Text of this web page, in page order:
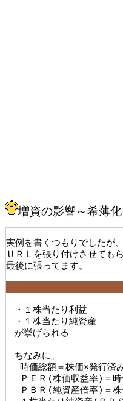
増資の影響～希薄
実例を書くつもりでしたが
ＵＲＬを張り付けさせても
・１株当たり利益
・１株当たり純資産
が挙げられる
ちなみに、
時価総額＝株価×発行済
ＰＥＲ(株価収益率)＝時
ＰＢＲ(純資産倍率)＝